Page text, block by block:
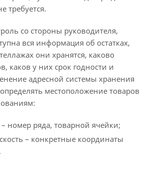
требуется.
со стороны руководителя,
вся информация об остатках,
они хранятся, каково
каков у них срок годности и
адресной системы хранения
местоположение товаров
– номер ряда, товарной ячейки;
– конкретные координаты